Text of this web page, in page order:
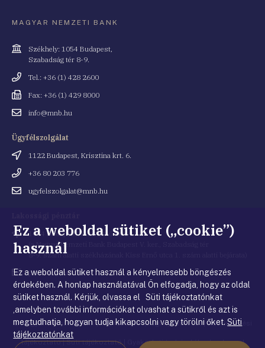
MAGYAR NEMZETI BANK
Cím
Székhely: 1054 Budapest,
Szabadság tér 8-9.
Telefonszám
Tel.: +36 (1) 428 2600
Fax
Fax: +36 (1) 429 8000
Emailinfo@mnb.hu
Ügyfélszolgálat
Cím
1122 Budapest, Krisztina krt. 6.
Telefonszám
+36 80 203 776
Emailugyfelszolgalat@mnb.hu
Cím 1054 Budapest, Kiss Ernő utca 1.
(a Magyar Nemzeti Bank Budapest V. ker., Szabadság tér
8-9. szám alatti székházának Kiss Ernő utca 1. szám alatti bejárata)
Email
cím
penztar@mnb.hu
© Magyar Nemzeti Bank |Impresszum|Jogi nyilatkozat|Adatkezelési
tájékoztató|Süti tájékoztató| Gyakorlati tudnivalók a honlappal
Ez a weboldal sütiket („cookie”)
használ
Ez a weboldal sütiket használ a kényelmesebb böngészés
érdekében. A honlap használatával Ön elfogadja, hogy az oldal
sütiket használ. Kérjük, olvassa el Süti tájékoztatónkat
,amelyben további információkat olvashat a sütikről és azt is
megtudhatja, hogyan tudja kikapcsolni vagy törölni őket.Süti
tájékoztatónkat